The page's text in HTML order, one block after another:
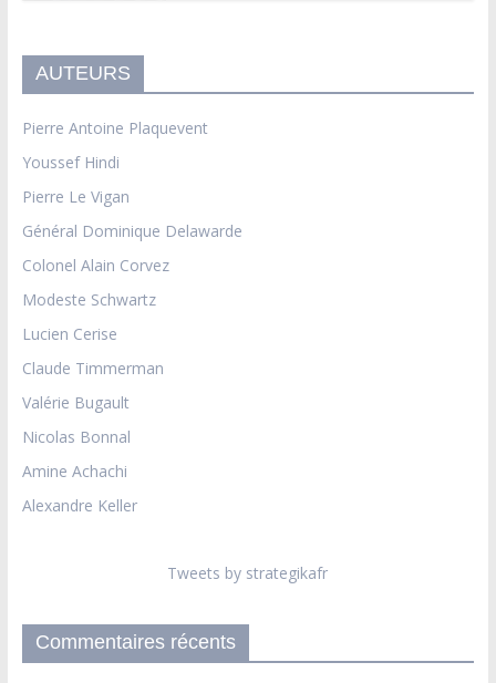
AUTEURS
Pierre Antoine Plaquevent
Youssef Hindi
Pierre Le Vigan
Général Dominique Delawarde
Colonel Alain Corvez
Modeste Schwartz
Lucien Cerise
Claude Timmerman
Valérie Bugault
Nicolas Bonnal
Amine Achachi
Alexandre Keller
Tweets by strategikafr
Commentaires récents